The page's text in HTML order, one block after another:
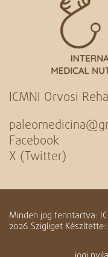
ICMNI Orvosi
Facebook
X (Twitter)
Minden jog fenntartva:
2026 Szigliget